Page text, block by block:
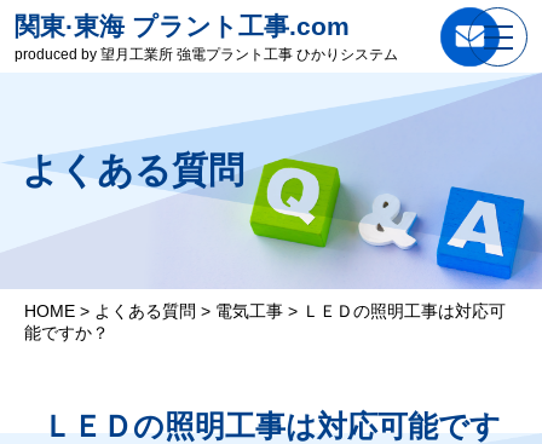
関東·東海 プラント工事.com
produced by 望月工業所 強電プラント工事 ひかりシステム
よくある質問
HOME > よくある質問 > 電気工事 > ＬＥＤの照明工事は対応可
能ですか？
ＬＥＤの照明工事は対応可能です